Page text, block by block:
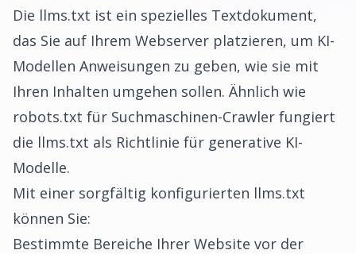
Die llms.txt ist ein spezielles Textdokument,
das Sie auf Ihrem Webserver platzieren, um KI-
Modellen Anweisungen zu geben, wie sie mit
Ihren Inhalten umgehen sollen. Ähnlich wie
robots.txt für Suchmaschinen-Crawler fungiert
die llms.txt als Richtlinie für generative KI-
Modelle.
Mit einer sorgfältig konfigurierten llms.txt
können Sie:
Bestimmte Bereiche Ihrer Website vor der